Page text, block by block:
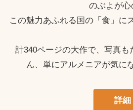
のぶよが心
この魅力あふれる国の「食」に
計340ページの大作で、写真
ん、単にアルメニアが気に
詳細